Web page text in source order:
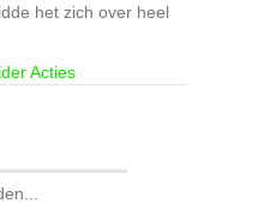
het zich over heel
Acties